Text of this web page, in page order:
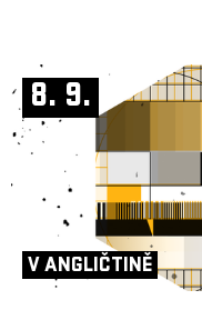
8. 9.
V ANGLIČTINĚ